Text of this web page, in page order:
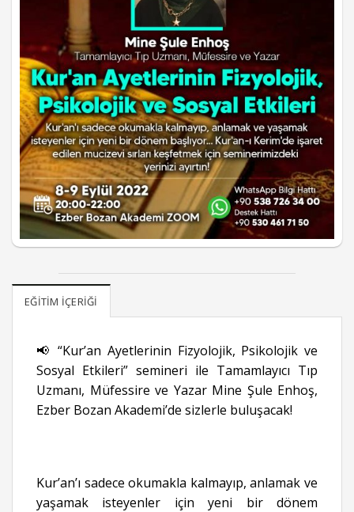
EĞITIM İÇERIĞI
📢 “Kur’an Ayetlerinin Fizyolojik, Psikolojik ve
Sosyal Etkileri” semineri ile Tamamlayıcı Tıp
Uzmanı, Müfessire ve Yazar Mine Şule Enhoş,
Ezber Bozan Akademi’de sizlerle buluşacak!
Kur’an’ı sadece okumakla kalmayıp, anlamak ve
yaşamak isteyenler için yeni bir dönem